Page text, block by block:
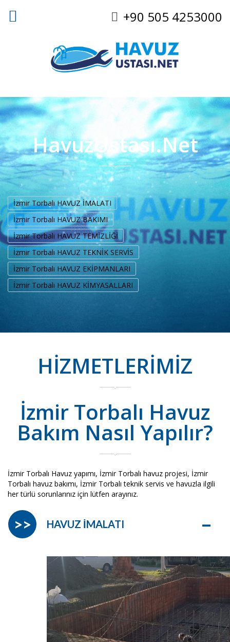
+90 505 4253000
HavuzUstası.Net
İzmir Torbalı HAVUZ İMALATI
İzmir Torbalı HAVUZ BAKIMI
İzmir Torbalı HAVUZ TEMİZLİĞİ
İzmir Torbalı HAVUZ TEKNİK SERVİS
İzmir Torbalı HAVUZ EKİPMANLARI
İzmir Torbalı HAVUZ KİMYASALLARI
HİZMETLERİMİZ
İzmir Torbalı Havuz
Bakım Nasıl Yapılır?
İzmir Torbalı Havuz yapımı, İzmir Torbalı havuz projesi, İzmir
Torbalı havuz bakımı, İzmir Torbalı teknik servis ve havuzla ilgili
her türlü sorunlarınız için lütfen arayınız.
HAVUZ İMALATI –
>>